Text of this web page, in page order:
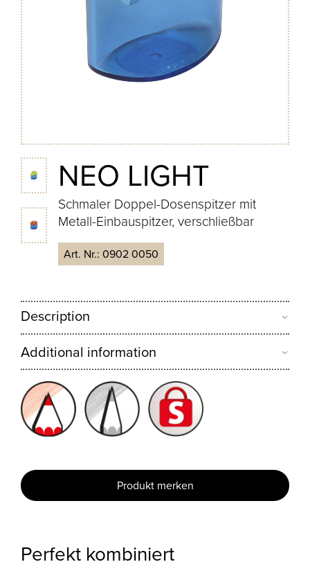
NEO LIGHT
Schmaler Doppel-Dosenspitzer mit
Metall-Einbauspitzer, verschließbar
Art. Nr.: 0902 0050
Description
Additional information
Produkt merken
Perfekt kombiniert